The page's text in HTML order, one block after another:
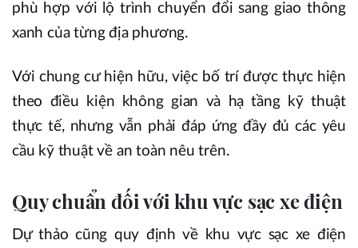
phù hợp với lộ trình chuyển đổi sang giao thông
xanh của từng địa phương.
Với chung cư hiện hữu, việc bố trí được thực hiện
theo điều kiện không gian và hạ tầng kỹ thuật
thực tế, nhưng vẫn phải đáp ứng đầy đủ các yêu
cầu kỹ thuật về an toàn nêu trên.
Quy chuẩn đối với khu vực sạc xe điện
Dự thảo cũng quy định về khu vực sạc xe điện